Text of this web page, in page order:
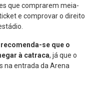
que comprarem meia-
e comprovar o direito
recomenda-se que o
à catraca, já que o
na entrada da Arena